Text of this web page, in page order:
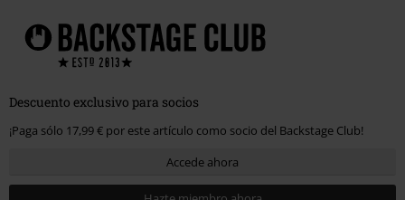
Descuento exclusivo para socios
¡Paga sólo 17,99 € por este artículo como socio del Backstage Club!
Accede ahora